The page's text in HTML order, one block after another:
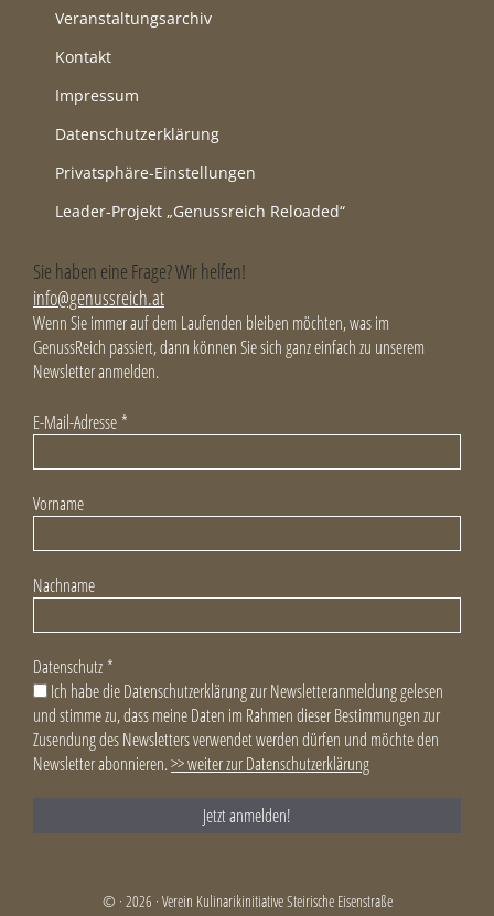
Veranstaltungsarchiv
Kontakt
Impressum
Datenschutzerklärung
Privatsphäre-Einstellungen
Leader-Projekt „Genussreich Reloaded“
Sie haben eine Frage? Wir helfen!
info@genussreich.at
Wenn Sie immer auf dem Laufenden bleiben möchten, was im
GenussReich passiert, dann können Sie sich ganz einfach zu unserem
Newsletter anmelden.
E-Mail-Adresse *
Vorname
Nachname
Datenschutz *
Ich habe die Datenschutzerklärung zur Newsletteranmeldung gelesen
und stimme zu, dass meine Daten im Rahmen dieser Bestimmungen zur
Zusendung des Newsletters verwendet werden dürfen und möchte den
Newsletter abonnieren.>> weiter zur Datenschutzerklärung
© · 2026 · Verein Kulinarikinitiative Steirische Eisenstraße